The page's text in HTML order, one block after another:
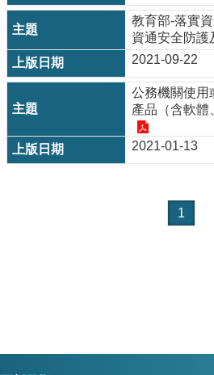
器
清
相
網
下
教育部-落實
資通安全防護
2021-09-22
公務機關使用
產品（含軟體
2021-01-13
1